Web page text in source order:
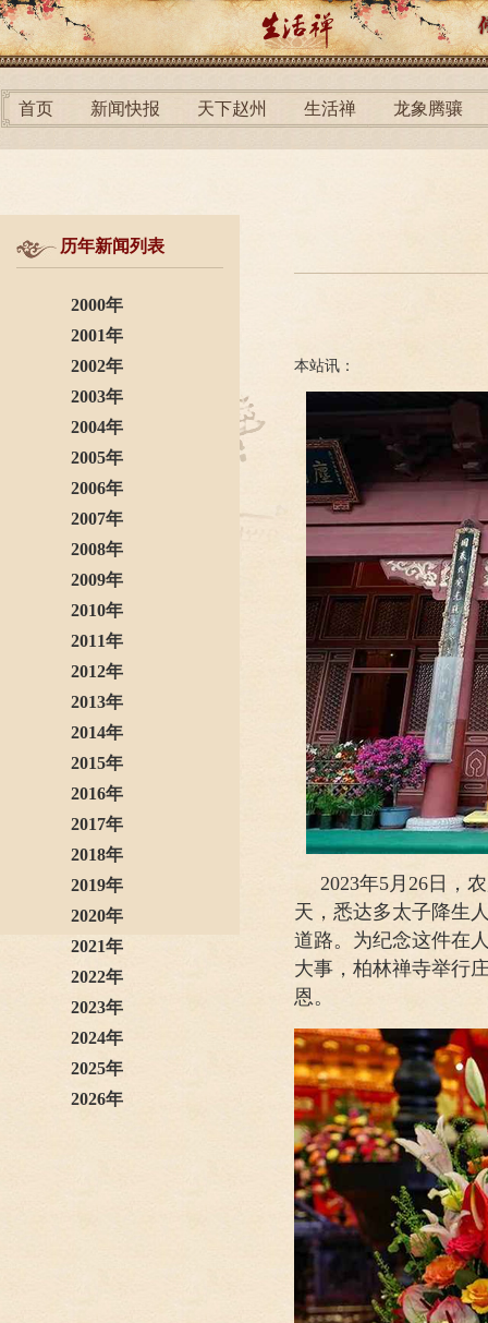
首页 新闻快报 天下赵州 生活禅 龙象腾骧
历年新闻列表
2000年
2001年
2002年
2003年
2004年
2005年
2006年
2007年
2008年
2009年
2010年
2011年
2012年
2013年
2014年
2015年
2016年
2017年
2018年
2019年
2020年
2021年
2022年
2023年
2024年
2025年
2026年
本站讯：
2023年5月26日，
天，悉达多太子降生
道路。为纪念这件在
大事，柏林禅寺举行
恩。